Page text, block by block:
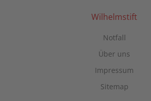
Akzeptieren
Management Platform
Wilhelmstift
Notfall
Über uns
Impressum
Sitemap